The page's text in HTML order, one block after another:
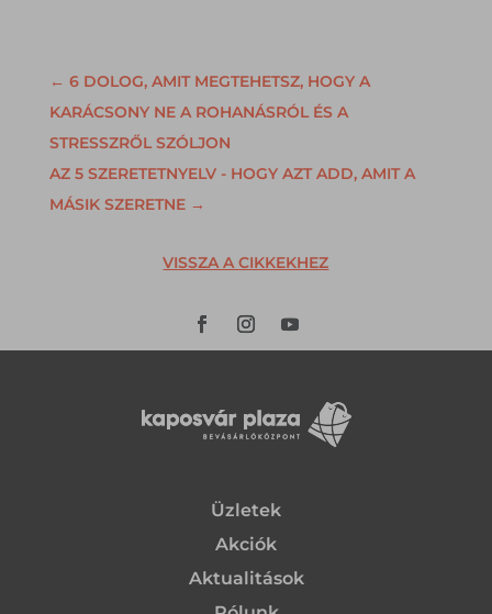
← 6 DOLOG, AMIT MEGTEHETSZ, HOGY A
KARÁCSONY NE A ROHANÁSRÓL ÉS A
STRESSZRŐL SZÓLJON
AZ 5 SZERETETNYELV - HOGY AZT ADD, AMIT A
MÁSIK SZERETNE→
VISSZA A CIKKEKHEZ
Üzletek
Akciók
Aktualitások